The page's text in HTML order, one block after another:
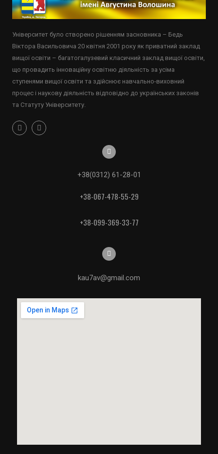
Університет було створено рішенням засновника – Бедь
Віктора Васильовича 20 квітня 2001 року як приватний заклад
вищої освіти – багатогалузевий класичний заклад вищої освіти,
що провадить інноваційну освітню діяльність за усіма
ступенями вищої освіти та здійснює навчально-виховний
процес і наукову діяльність відповідно до українських законів
та Статуту Університету.
+38(0312) 61-28-01
+38-067-478-55-29
+38-099-369-33-77
kau7av@gmail.com